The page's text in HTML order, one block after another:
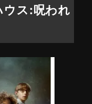
ス:呪われ